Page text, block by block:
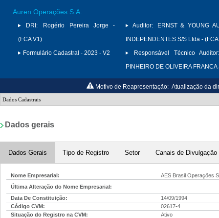
Auren Operações S.A.
DRI:
Rogério Pereira Jorge -
(FCA V1)
Formulário Cadastral - 2023 - V2
Auditor:
ERNST & YOUNG
INDEPENDENTES S/S Ltda -
Responsável Técnico
PINHEIRO DE OLIVEIRA
Motivo de Reapresentação: Atualização da